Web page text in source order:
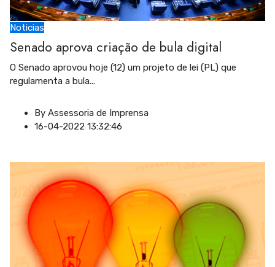
Noticias
Senado aprova criação de bula digital
O Senado aprovou hoje (12) um projeto de lei (PL) que
regulamenta a bula...
By Assessoria de Imprensa
16-04-2022 13:32:46